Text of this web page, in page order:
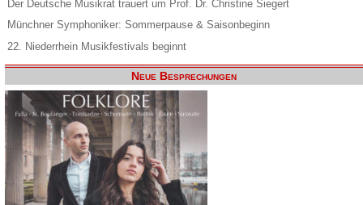
Der Deutsche Musikrat trauert um Prof. Dr. Christine Siegert
Münchner Symphoniker: Sommerpause & Saisonbeginn
22. Niederrhein Musikfestivals beginnt
Neue Besprechungen